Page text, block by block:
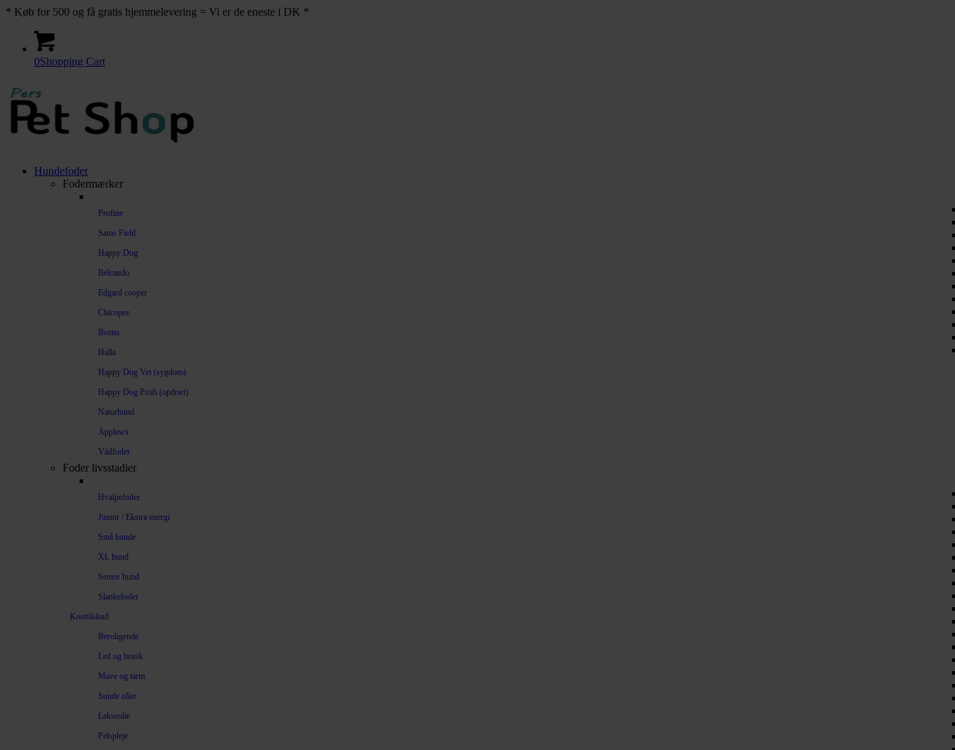
* Køb for 500 og få gratis hjemmelevering = Vi er de eneste i DK *
0Shopping Cart
Hundefoder
Fodermærker
Profine
Sams Field
Happy Dog
Belcando
Edgard cooper
Chicopee
Bozita
Halla
Happy Dog Vet (sygdom)
Happy Dog Profi (opdræt)
Naturhund
Applaws
Vådfoder
Foder livsstadier
Hvalpefoder
Junior / Ekstra energi
Små hunde
XL hund
Senior hund
Slankefoder
Kosttilskud
Beroligende
Led og brusk
Mave og tarm
Sunde olier
Lakseolie
Pelspleje